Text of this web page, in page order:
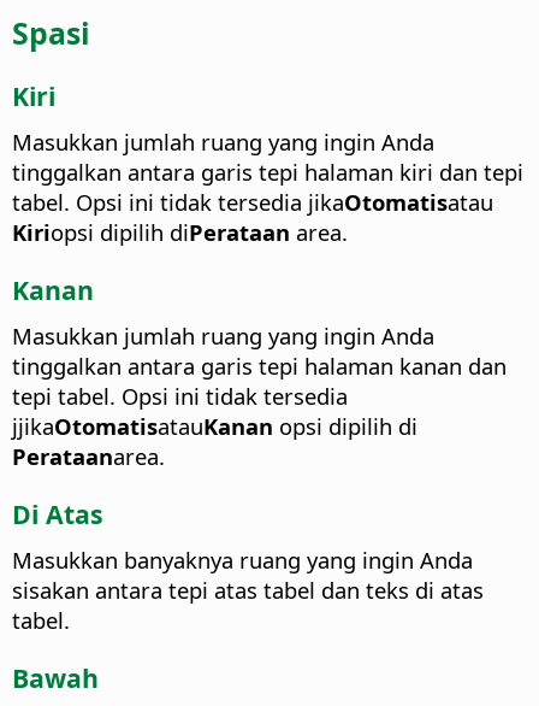
Spasi
Kiri
Masukkan jumlah ruang yang ingin Anda
tinggalkan antara garis tepi halaman kiri dan tepi
tabel. Opsi ini tidak tersedia jikaOtomatisatau
Kiriopsi dipilih diPerataan area.
Kanan
Masukkan jumlah ruang yang ingin Anda
tinggalkan antara garis tepi halaman kanan dan
tepi tabel. Opsi ini tidak tersedia
jjikaOtomatisatauKanan opsi dipilih di
Perataanarea.
Di Atas
Masukkan banyaknya ruang yang ingin Anda
sisakan antara tepi atas tabel dan teks di atas
tabel.
Bawah